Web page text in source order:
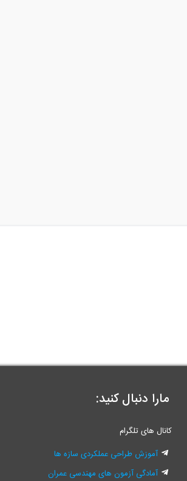
مارا دنبال کنید:
کانال های تلگرام
آموزش طراحی عملکردی سازه ها
آمادگی آزمون های مهندسی عمران